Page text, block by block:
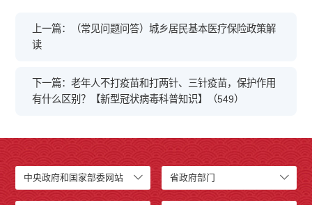
上一篇：（常见问题问答）城乡居民基本医疗保险政策解
读
下一篇：老年人不打疫苗和打两针、三针疫苗，保护作用
有什么区别？【新型冠状病毒科普知识】（549）
中央政府和国家部委网站 省政府部门